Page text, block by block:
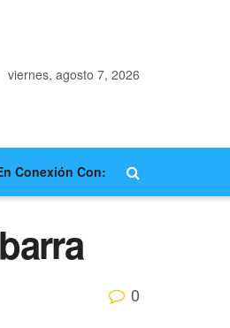
viernes, agosto 7, 2026
Conexión Con:
0